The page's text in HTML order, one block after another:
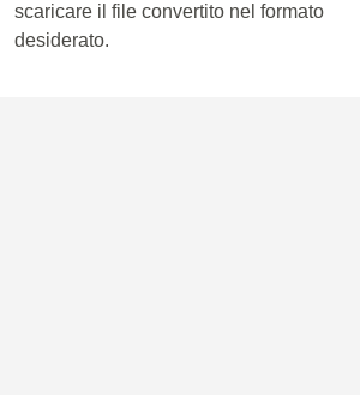
scaricare il file convertito nel formato
desiderato.